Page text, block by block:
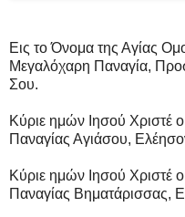
Εις το Όνομα της Αγίας
Μεγαλόχαρη Παναγία,
Σου.
Κύριε ημών Ιησού Χριστέ
Παναγίας Αγιάσου,
Κύριε ημών Ιησού Χριστέ
Παναγίας Βηματάρισσας,